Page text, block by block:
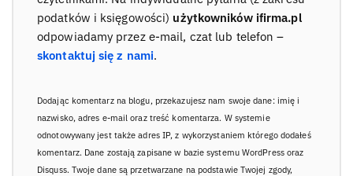
podatków i księgowości) użytkowników ifirma.pl
odpowiadamy przez e-mail, czat lub telefon –
skontaktuj się z nami.
Dodając komentarz na blogu, przekazujesz nam swoje dane: imię i
nazwisko, adres e-mail oraz treść komentarza. W systemie
odnotowywany jest także adres IP, z wykorzystaniem którego dodałeś
komentarz. Dane zostają zapisane w bazie systemu WordPress oraz
Disquss. Twoje dane są przetwarzane na podstawie Twojej zgody,